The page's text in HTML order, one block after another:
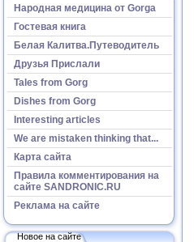
Народная медицина от Gorga
Гостевая книга
Белая Калитва.Путеводитель
Друзья Прислали
Tales from Gorg
Dishes from Gorg
Interesting articles
We are mistaken thinking that...
Карта сайта
Правила комментирования на
сайте SANDRONIC.RU
Реклама на сайте
Новое на сайте